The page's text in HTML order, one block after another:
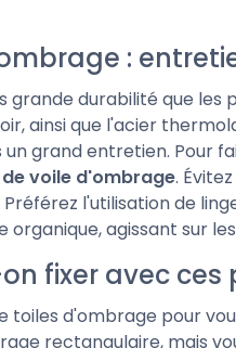
:
grande durabilité que les
ainsi que l'acier
grand entretien. Pour
voile d'ombrage.
l'utilisation de
organique, agissant sur
fixer avec ces
toiles d'ombrage pour
rectangulaire, mais